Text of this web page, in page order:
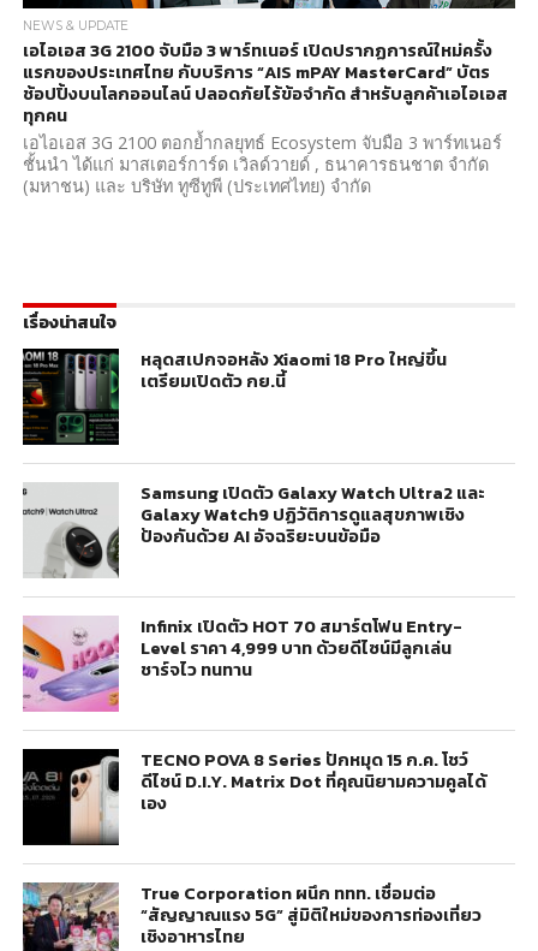
NEWS & UPDATE
เอไอเอส 3G 2100 จับมือ 3 พาร์ทเนอร์ เปิดปรากฏการณ์ใหม่ครั้ง
แรกของประเทศไทย กับบริการ “AIS mPAY MasterCard” บัตร
ช้อปปิ้งบนโลกออนไลน์ ปลอดภัยไร้ข้อจำกัด สำหรับลูกค้าเอไอเอส
ทุกคน
เอไอเอส 3G 2100 ตอกย้ำกลยุทธ์ Ecosystem จับมือ 3 พาร์ทเนอร์
ชั้นนำ ได้แก่ มาสเตอร์การ์ด เวิลด์วายด์ , ธนาคารธนชาต จำกัด
(มหาชน) และ บริษัท ทูซีทูพี (ประเทศไทย) จำกัด
เรื่องน่าสนใจ
หลุดสเปกจอหลัง Xiaomi 18 Pro ใหญ่ขึ้น
เตรียมเปิดตัว กย.นี้
Samsung เปิดตัว Galaxy Watch Ultra2 และ
Galaxy Watch9 ปฏิวัติการดูแลสุขภาพเชิง
ป้องกันด้วย AI อัจฉริยะบนข้อมือ
Infinix เปิดตัว HOT 70 สมาร์ตโฟน Entry-
Level ราคา 4,999 บาท ด้วยดีไซน์มีลูกเล่น
ชาร์จไว ทนทาน
TECNO POVA 8 Series ปักหมุด 15 ก.ค. โชว์
ดีไซน์ D.I.Y. Matrix Dot ที่คุณนิยามความคูลได้
เอง
True Corporation ผนึก ททท. เชื่อมต่อ
“สัญญาณแรง 5G” สู่มิติใหม่ของการท่องเที่ยว
เชิงอาหารไทย